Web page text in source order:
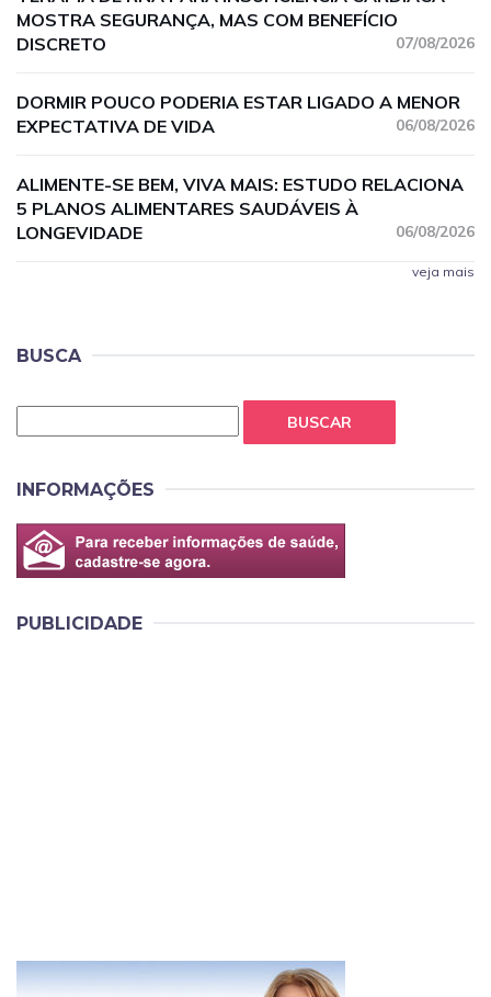
MOSTRA SEGURANÇA, MAS COM BENEFÍCIO
DISCRETO
07/08/2026
DORMIR POUCO PODERIA ESTAR LIGADO A MENOR
EXPECTATIVA DE VIDA
06/08/2026
ALIMENTE-SE BEM, VIVA MAIS: ESTUDO RELACIONA
5 PLANOS ALIMENTARES SAUDÁVEIS À
LONGEVIDADE
06/08/2026
veja mais
BUSCA
BUSCAR
INFORMAÇÕES
PUBLICIDADE